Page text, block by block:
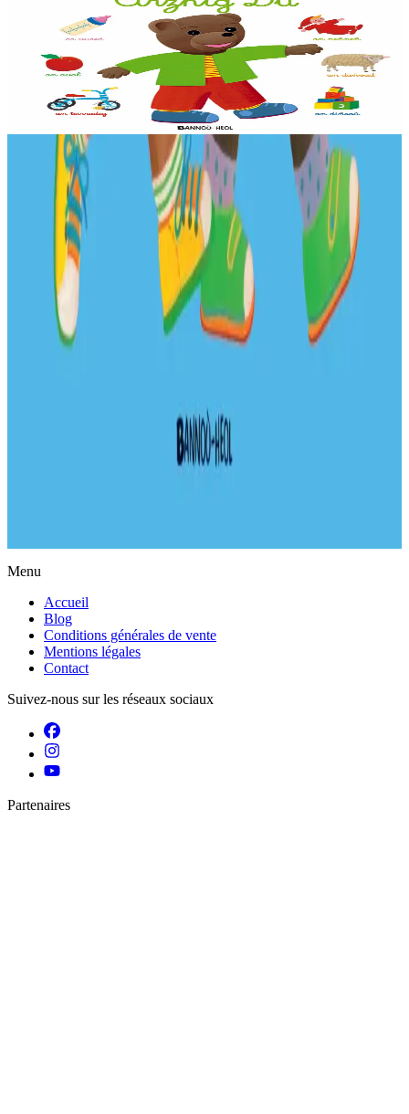
L'imagier de Petit Ours Brun
Un imagier beau et simple, pour reconnaître et nommer les objets de
tous les jours et nourrir la curiosité des tout-petits. Le premier livre
de mots : plus de...
Menu
Accueil
Blog
Conditions générales de vente
Mentions légales
Contact
Suivez-nous sur les réseaux sociaux
Partenaires